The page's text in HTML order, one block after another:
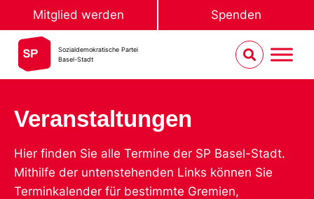
Mitglied werden Spenden
Sozialdemokratische Partei
Basel-Stadt
Veranstaltungen
Hier finden Sie alle Termine der SP Basel-Stadt.
Mithilfe der untenstehenden Links können Sie
Terminkalender für bestimmte Gremien,